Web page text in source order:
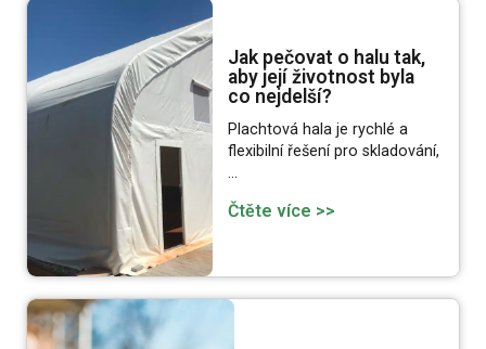
Jak pečovat o halu tak,
aby její životnost byla
co nejdelší?
Plachtová hala je rychlé a
flexibilní řešení pro skladování,
…
Čtěte více >>